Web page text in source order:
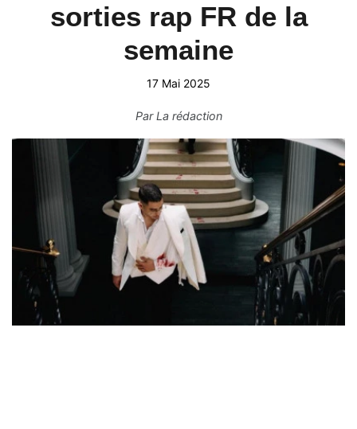
sorties rap FR de la
semaine
17 Mai 2025
ParLa rédaction